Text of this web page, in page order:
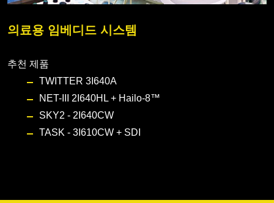
의료용 임베디드 시스템
추천 제품
TWITTER 3I640A
NET-III 2I640HL + Hailo-8™
SKY2 - 2I640CW
TASK - 3I610CW + SDI